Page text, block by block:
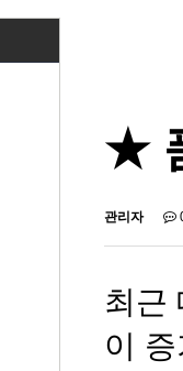
★
관리자
최근
이